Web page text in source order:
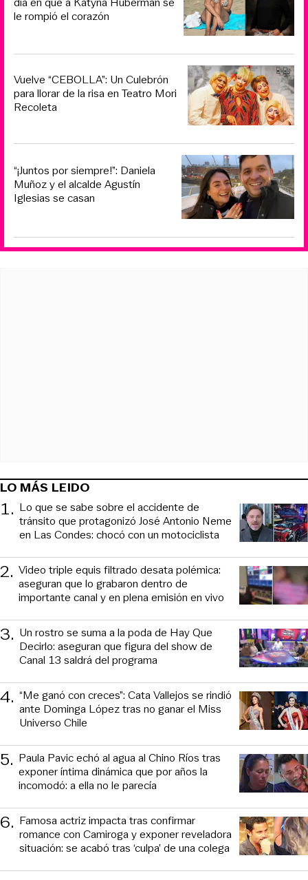
le rompió el corazón
Vuelve “CEBOLLA”: Un Culebrón
para llorar de la risa en Teatro Mori
Recoleta
“¡Juntos por siempre!”: Daniela
Muñoz y el alcalde Agustín
Iglesias se casan
LO MÁS LEIDO
1. Lo que se sabe sobre el accidente de
tránsito que protagonizó José Antonio Neme
en Las Condes: chocó con un motociclista
2. Video triple equis filtrado desata polémica:
aseguran que lo grabaron dentro de
importante canal y en plena emisión en vivo
3. Un rostro se suma a la poda de Hay Que
Decirlo: aseguran que figura del show de
Canal 13 saldrá del programa
4. “Me ganó con creces”: Cata Vallejos se rindió
ante Dominga López tras no ganar el Miss
Universo Chile
5. Paula Pavic echó al agua al Chino Ríos tras
exponer íntima dinámica que por años la
incomodó: a ella no le parecía
6. Famosa actriz impacta tras confirmar
romance con Camiroga y exponer reveladora
situación: se acabó tras ‘culpa’ de una colega